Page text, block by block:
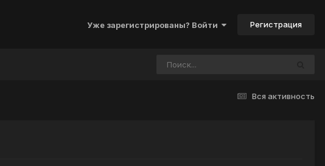
Уже зарегистрированы? Войти Регистрация
Вся активность